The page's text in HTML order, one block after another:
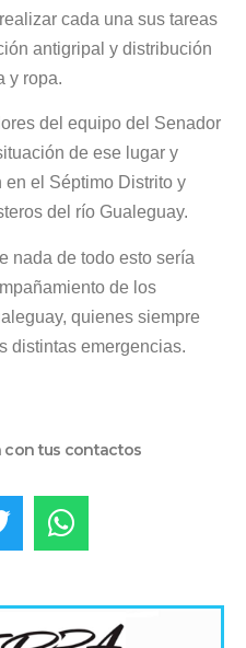
cada una sus tareas
antigripal y distribución
y ropa.
del equipo del Senador
de ese lugar y
el Séptimo Distrito y
del río Gualeguay.
nada de todo esto sería
de los
quienes siempre
distintas emergencias.
con tus contactos